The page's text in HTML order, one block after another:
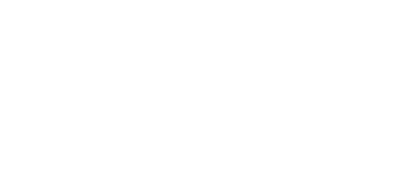
na mananatiling maputi at masustento ang
o eroplano, pinagsama-sama ng Children's